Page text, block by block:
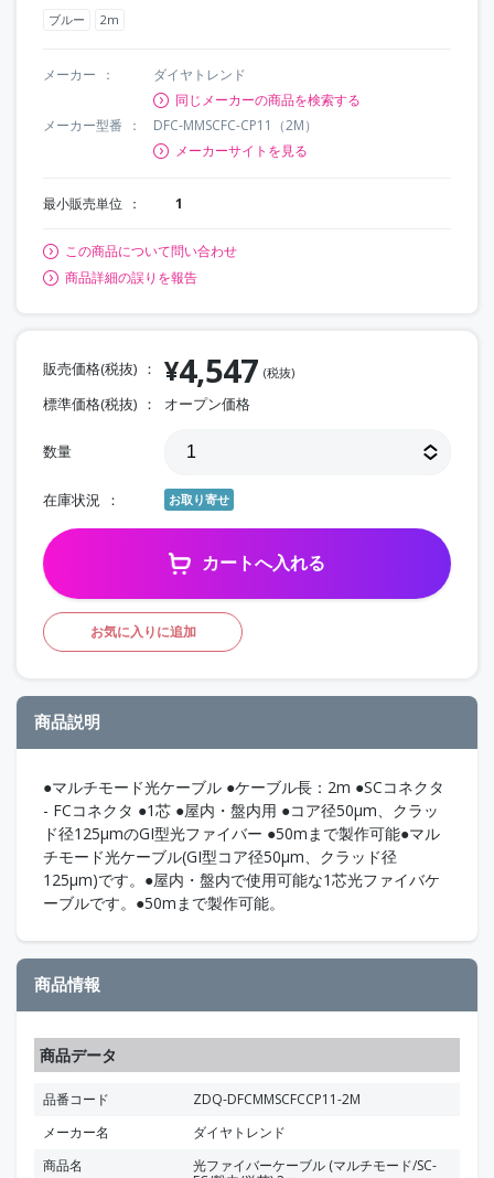
ブルー 2m
メーカー
ダイヤトレンド
同じメーカーの商品を検索する
メーカー型番
DFC-MMSCFC-CP11（2M）
メーカーサイトを見る
最小販売単位 1
この商品について問い合わせ
商品詳細の誤りを報告
販売価格(税抜) ¥4,547 (税抜)
標準価格(税抜) オープン価格
数量
在庫状況 お取り寄せ
カートへ入れる
お気に入りに追加
商品説明
●マルチモード光ケーブル ●ケーブル長：2m ●SCコネクタ
- FCコネクタ ●1芯 ●屋内・盤内用 ●コア径50μm、クラッ
ド径125μmのGI型光ファイバー ●50mまで製作可能●マル
チモード光ケーブル(GI型コア径50μm、クラッド径
125μm)です。●屋内・盤内で使用可能な1芯光ファイバケ
ーブルです。●50mまで製作可能。
商品情報
商品データ
品番コード
ZDQ-DFCMMSCFCCP11-2M
メーカー名
ダイヤトレンド
商品名
光ファイバーケーブル (マルチモード/SC-